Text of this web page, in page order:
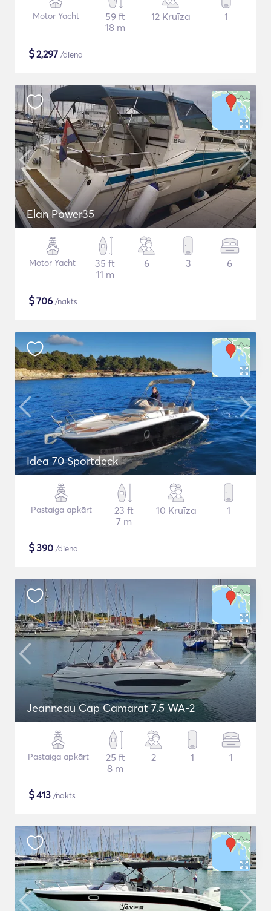
Motor Yacht
59 ft
18 m
12 Kruīza 1
$2,297 /diena
Elan Power35
Motor Yacht
35 ft
11 m
6 3 6
$706 /nakts
Idea 70 Sportdeck
Pastaiga apkārt
23 ft
7 m
10 Kruīza 1
$390 /diena
Jeanneau Cap Camarat 7.5 WA-2
Pastaiga apkārt
25 ft
8 m
2 1 1
$413 /nakts